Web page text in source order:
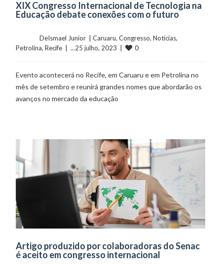
XIX Congresso Internacional de Tecnologia na
Educação debate conexões com o futuro
	    	DeIsmael Junior  |
Caruaru, Congresso, Notícias
Petrolina, Recife
  |  ...25 julho, 2023  |
0
Evento acontecerá no Recife, em Caruaru e em Petrolina no
mês de setembro e reunirá grandes nomes que abordarão os
avanços no mercado da educação
Artigo produzido por colaboradoras do Senac
é aceito em congresso internacional